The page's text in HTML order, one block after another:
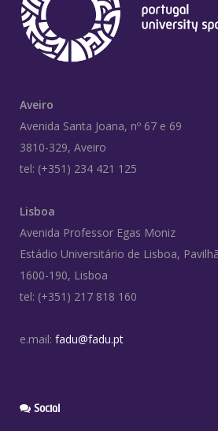
Aveiro
Avenida Santa Joana, nº 67 e 69
3810-329, Aveiro
tel: (+351) 234 421 125
Lisboa
Avenida Professor Egas Moniz
Estádio Universitário de Lisboa,
1600-190, Lisboa
tel: (+351) 217 818 160
e.mail: fadu@fadu.pt
Social